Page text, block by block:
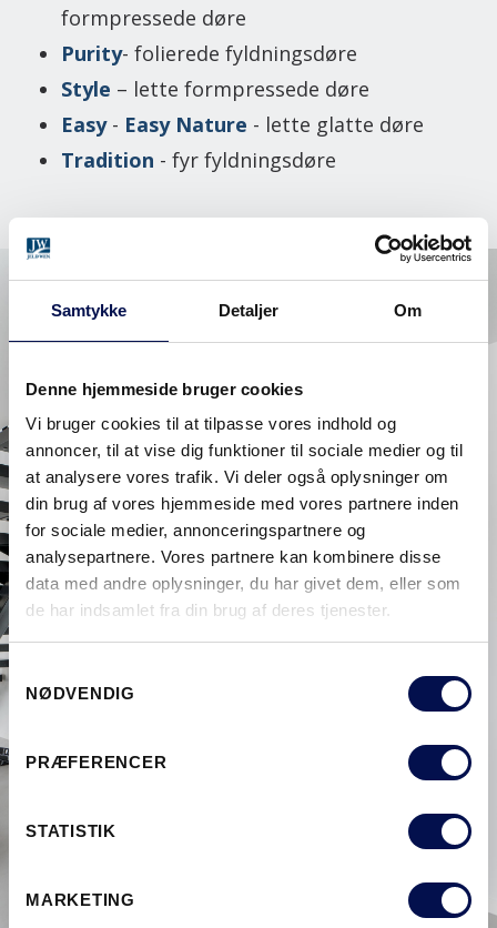
Samtykke Detaljer Om
Denne hjemmeside bruger cookies
Vi bruger cookies til at tilpasse vores indhold og
annoncer, til at vise dig funktioner til sociale medier og til
at analysere vores trafik. Vi deler også oplysninger om
din brug af vores hjemmeside med vores partnere inden
for sociale medier, annonceringspartnere og
analysepartnere. Vores partnere kan kombinere disse
data med andre oplysninger, du har givet dem, eller som
de har indsamlet fra din brug af deres tjenester.
Samtykkevalg
NØDVENDIG
PRÆFERENCER
STATISTIK
MARKETING
formpressede døre
Purity- folierede fyldningsdøre
Style – lette formpressede døre
Easy- Easy Nature - lette glatte døre
Tradition - fyr fyldningsdøre